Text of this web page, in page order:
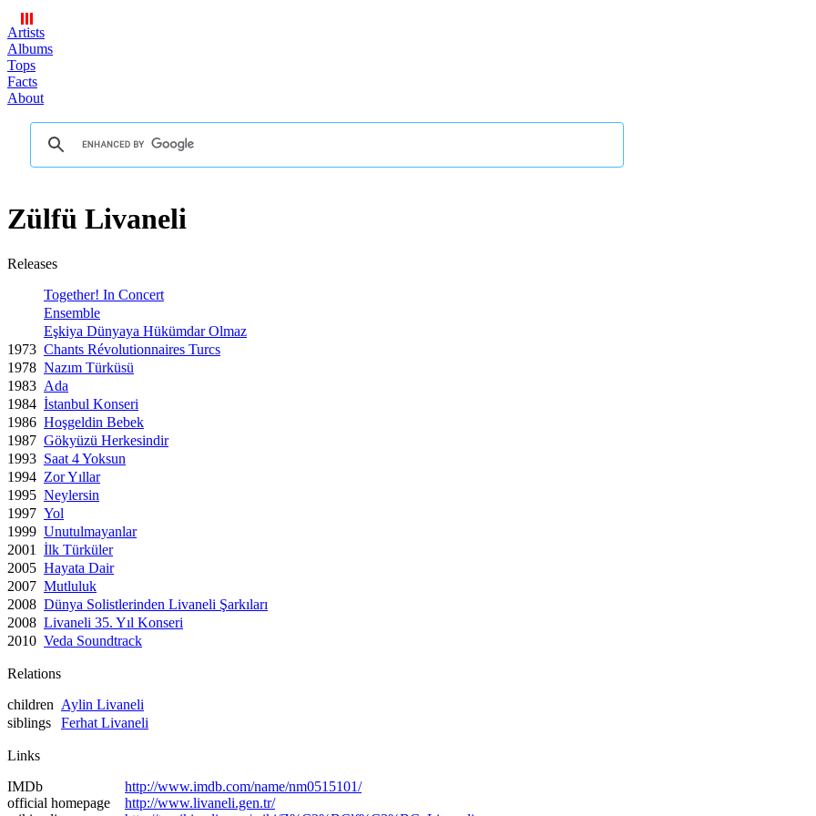
Artists
Albums
Tops
Facts
About
Zülfü Livaneli
Releases
Together! In Concert
Ensemble
Eşkiya Dünyaya Hükümdar Olmaz
1973 Chants Révolutionnaires Turcs
1978 Nazım Türküsü
1983 Ada
1984 İstanbul Konseri
1986 Hoşgeldin Bebek
1987 Gökyüzü Herkesindir
1993 Saat 4 Yoksun
1994 Zor Yıllar
1995 Neylersin
1997 Yol
1999 Unutulmayanlar
2001
İlk Türküler
2005 Hayata Dair
2007 Mutluluk
2008 Dünya Solistlerinden Livaneli Şarkıları
2008 Livaneli 35. Yıl Konseri
2010 Veda Soundtrack
Relations
children Aylin Livaneli
siblings
Ferhat Livaneli
Links
IMDb
http://www.imdb.com/name/nm0515101/
official homepage
http://www.livaneli.gen.tr/